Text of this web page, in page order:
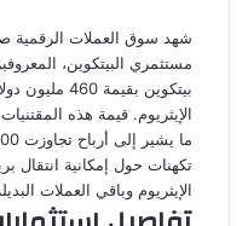
شهد سوق العملات الرقمية
بيتكوين
تكهنات حول إمكانية انتقال
الإيثريوم وباقي العملات